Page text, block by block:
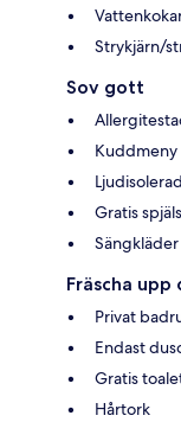
Strykjärn/
Sov gott
Kuddmeny
Gratis
Fräscha upp
Privat
Endast
Gratis
Hårtork